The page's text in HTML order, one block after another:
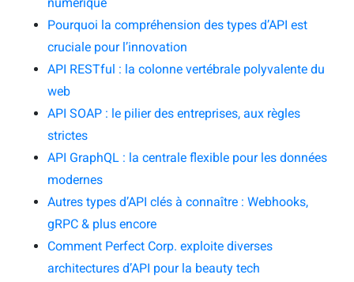
Pourquoi la compréhension des types d’API est
cruciale pour l’innovation
API RESTful : la colonne vertébrale polyvalente du
web
API SOAP : le pilier des entreprises, aux règles
strictes
API GraphQL : la centrale flexible pour les données
modernes
Autres types d’API clés à connaître : Webhooks,
gRPC & plus encore
Comment Perfect Corp. exploite diverses
architectures d’API pour la beauty tech